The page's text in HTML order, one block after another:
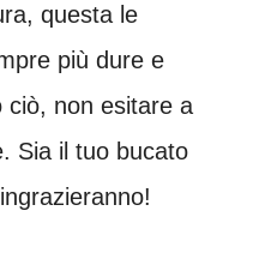
questa le
più dure e
ciò, non esitare a
Sia il tuo bucato